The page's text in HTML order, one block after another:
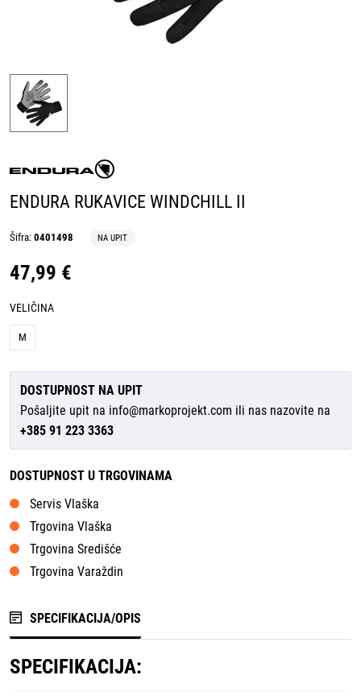
ENDURA RUKAVICE WINDCHILL II
Šifra: 0401498 NA UPIT
47,99 €
VELIČINA
M
DOSTUPNOST NA UPIT
Pošaljite upit na info@markoprojekt.com ili nas nazovite na
+385 91 223 3363
DOSTUPNOST U TRGOVINAMA
Servis Vlaška
Trgovina Vlaška
Trgovina Središće
Trgovina Varaždin
SPECIFIKACIJA/OPIS
SPECIFIKACIJA: